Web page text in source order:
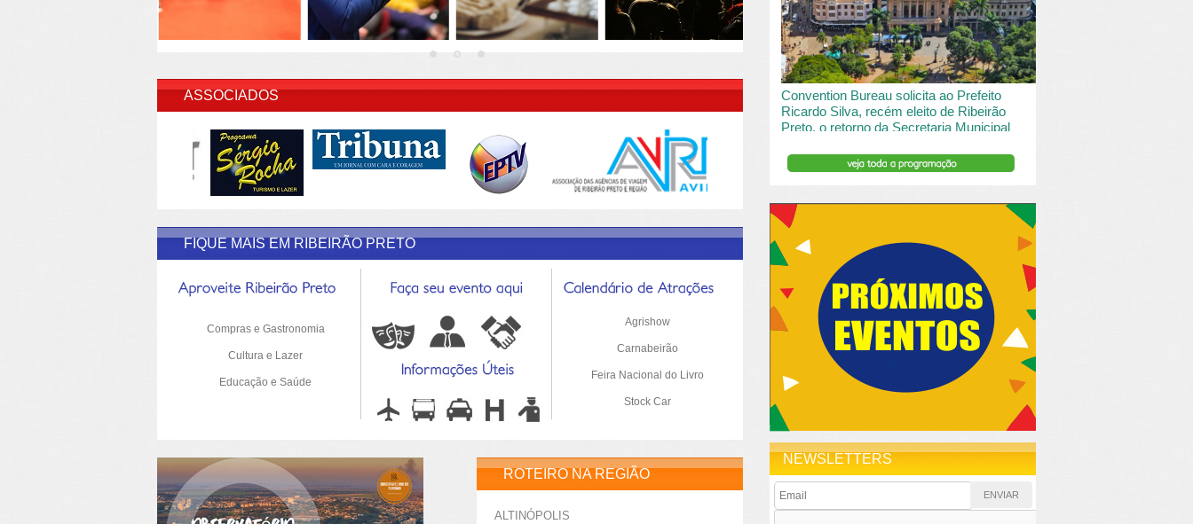
INSERIR DESCRIÇÃO DO POST/PAGINAS
ASSOCIADOS
FIQUE MAIS EM RIBEIRÃO PRETO
Compras e Gastronomia
Cultura e Lazer
Educação e Saúde
Agrishow
Carnabeirão
Feira Nacional do Livro
Stock Car
ROTEIRO NA REGIÃO
ALTINÓPOLIS
passaros....
Convention Bureau solicita ao Prefeito
Ricardo Silva, recém eleito de Ribeirão
Preto, o retorno da Secretaria Municipal
O Ribeirão Preto e Região Convention & Visitors Bureau
NEWSLETTERS